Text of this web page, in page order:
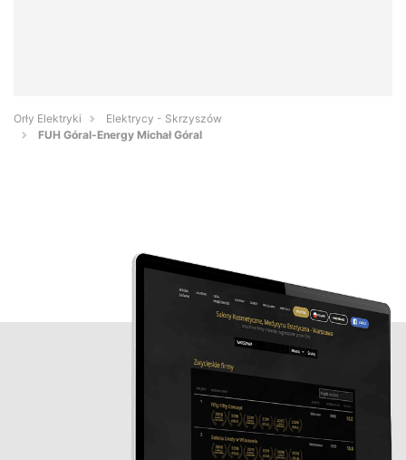
Orły Elektryki
Elektrycy - Skrzyszów
FUH Góral-Energy Michał Góral